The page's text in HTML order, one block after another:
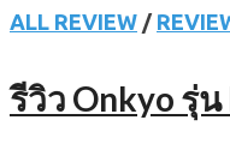
ALL REVIEW /
รีวิว Onkyo รุ่น